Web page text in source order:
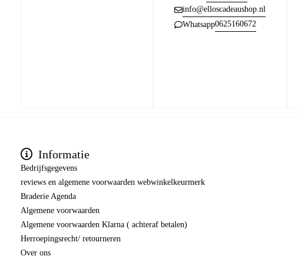
info@elloscadeaushop.nl
Whatsapp0625160672
Informatie
Bedrijfsgegevens
reviews en algemene voorwaarden webwinkelkeurmerk
Braderie Agenda
Algemene voorwaarden
Algemene voorwaarden Klarna ( achteraf betalen)
Herroepingsrecht/ retourneren
Over ons